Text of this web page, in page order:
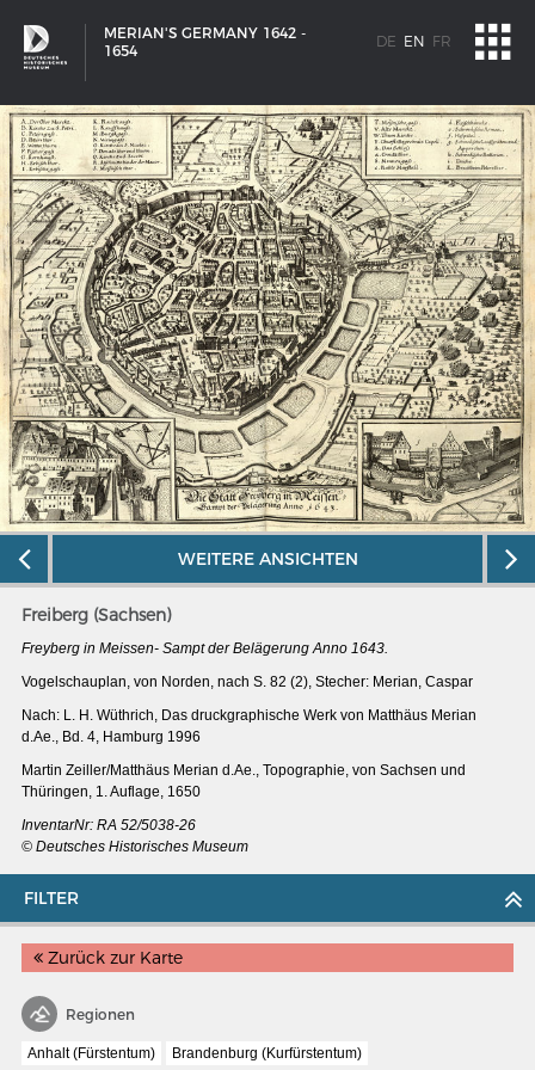
MERIAN'S GERMANY 1642 -
1654
DE EN FR
SHIP TYPES
Milestones in the history of European shipbuilding
MERIAN'S GERMANY 1642 - 1654
Interaktive Karte
Image gallery
FILTER
Zurück zur Karte
Regionen
Anhalt (Fürstentum) Brandenburg (Kurfürstentum)
WEITERE ANSICHTEN
Freiberg (Sachsen)
Freyberg in Meissen- Sampt der Belägerung Anno 1643.
Vogelschauplan, von Norden, nach S. 82 (2), Stecher: Merian, Caspar
Nach: L. H. Wüthrich, Das druckgraphische Werk von Matthäus Merian
d.Ae., Bd. 4, Hamburg 1996
Martin Zeiller/Matthäus Merian d.Ae., Topographie, von Sachsen und
Thüringen, 1. Auflage, 1650
InventarNr: RA 52/5038-26
© Deutsches Historisches Museum